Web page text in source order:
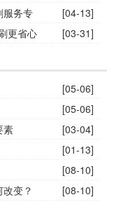
服务专
[04-13]
更省心
[03-31]
[05-06]
[05-06]
素
[03-04]
[01-13]
[08-10]
变？
[08-10]